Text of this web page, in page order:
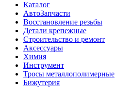
Каталог
АвтоЗапчасти
Восстановление резьбы
Детали крепежные
Строительство и ремонт
Аксессуары
Химия
Инструмент
Тросы металлополимерные
Бижутерия